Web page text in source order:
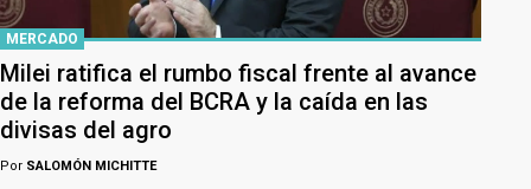
MERCADO
Milei ratifica el rumbo fiscal frente al avance
de la reforma del BCRA y la caída en las
divisas del agro
Por SALOMÓN MICHITTE